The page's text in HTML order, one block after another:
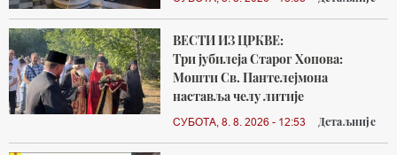
ВЕСТИ ИЗ ЦРКВЕ:
Три јубилеја Старог Хопова:
Мошти Св. Пантелејмона
наставља челу литије
СУБОТА, 8. 8. 2026 - 12:53 Детаљније